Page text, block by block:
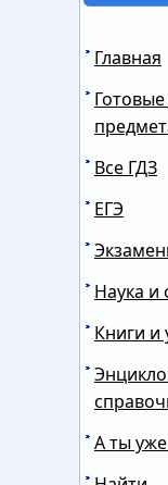
Главная
Все ГДЗ
ЕГЭ
Наука и
Книги и
А ты